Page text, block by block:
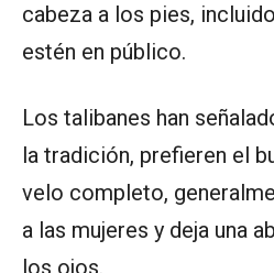
cabeza a los pies,
estén en público.
Los talibanes han
la tradición, prefieren el
velo completo,
a las mujeres y deja una